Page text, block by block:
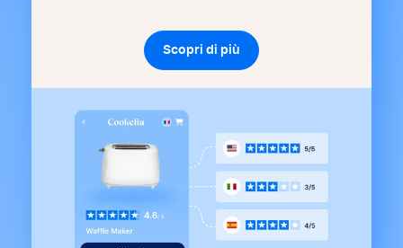
Scopri di più